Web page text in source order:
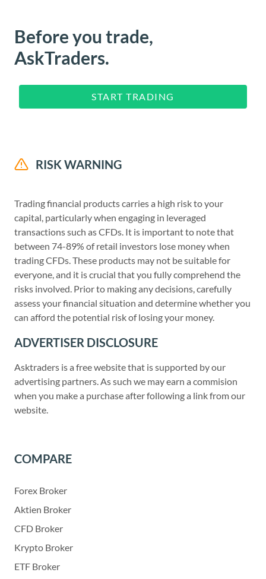
Before you trade,
AskTraders.
START TRADING
RISK WARNING
Trading financial products carries a high risk to your
capital, particularly when engaging in leveraged
transactions such as CFDs. It is important to note that
between 74-89% of retail investors lose money when
trading CFDs. These products may not be suitable for
everyone, and it is crucial that you fully comprehend the
risks involved. Prior to making any decisions, carefully
assess your financial situation and determine whether you
can afford the potential risk of losing your money.
ADVERTISER DISCLOSURE
Asktraders is a free website that is supported by our
advertising partners. As such we may earn a commision
when you make a purchase after following a link from our
website.
COMPARE
Forex Broker
Aktien Broker
CFD Broker
Krypto Broker
ETF Broker